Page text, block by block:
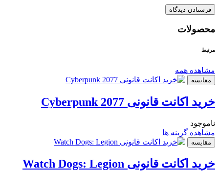
محصولات
مرتبط
مشاهده همه
مقایسه
خرید اکانت قانونی Cyberpunk 2077
ناموجود
مشاهده گزینه ها
مقایسه
خرید اکانت قانونی Watch Dogs: Legion